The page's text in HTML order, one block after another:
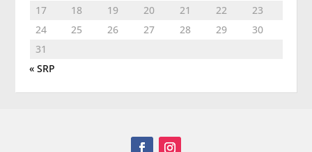
17
18 19 20 21 22
23
24
25 26 27 28 29
30
31
« SRP